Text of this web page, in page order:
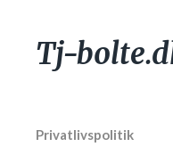
Tj-
Privatlivspolitik